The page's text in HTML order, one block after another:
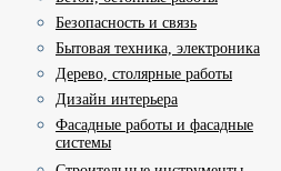
Безопасность и связь
Бытовая техника, электроника
Дерево, столярные работы
Дизайн интерьера
Фасадные работы и фасадные
системы